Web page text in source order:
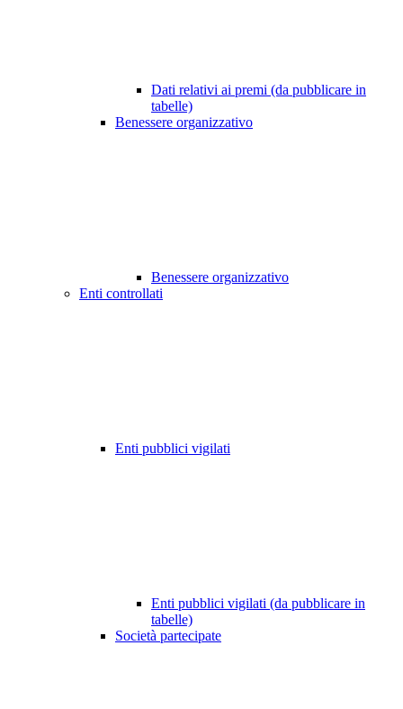
Dati relativi ai premi (da pubblicare in
tabelle)
Benessere organizzativo
Benessere organizzativo
Enti controllati
Enti pubblici vigilati
Enti pubblici vigilati (da pubblicare in
tabelle)
Società partecipate